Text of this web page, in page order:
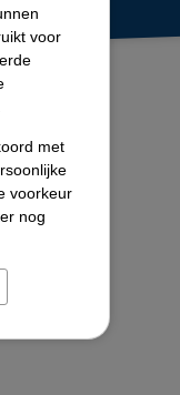
voor
met
voorkeur
nog